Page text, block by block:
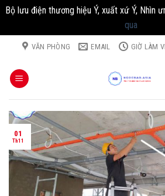
Bộ lưu điện thương hiệu Ý, xuất xứ Ý, Nhìn
qua
Chuyển
dung
VĂN PHÒNG EMAIL GIỜ LÀM
01
Th11